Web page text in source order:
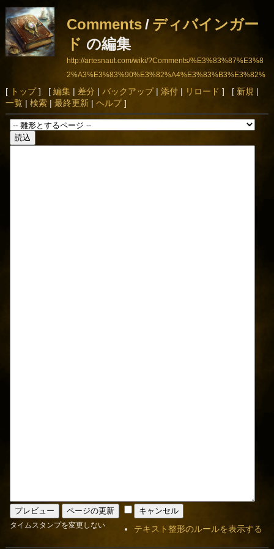
Comments/ ディバインガー
ド の編集
http://artesnaut.com/wiki/?Comments/%E3%83%87%E3%8
2%A3%E3%83%90%E3%82%A4%E3%83%B3%E3%82%
AC%E3%83%BC%E3%83%89
[ トップ] [ 編集| 差分 | バックアップ| 添付| リロード ] [ 新規 |
一覧| 検索| 最終更新| ヘルプ]
タイムスタンプを変更しない テキスト整形のルールを表示する